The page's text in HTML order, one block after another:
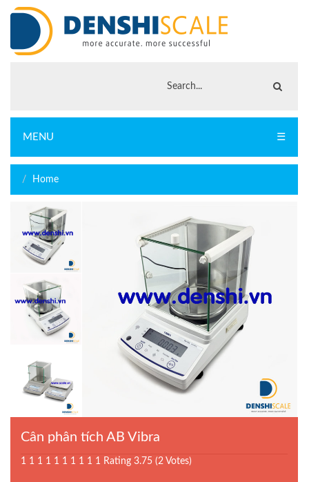
MENU ☰
Home
Cân phân tích AB Vibra
1 1 1 1 1 1 1 1 1 1 Rating 3.75 (2 Votes)